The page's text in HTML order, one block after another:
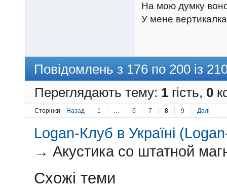
На мою думку
У мене
Повідомлень з 176 по 200 із
Переглядають тему: 1 гість, 0
Сторінки Назад 1 … 6 7 8 9 Далі
Logan-Клуб в Україні
→Акустика со штатной
Схожі теми